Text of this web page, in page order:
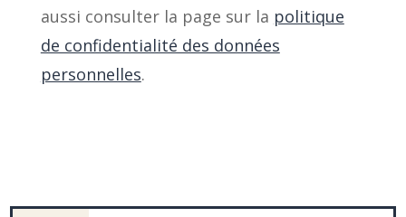
aussi consulter la page sur la politique
de confidentialité des données
personnelles.